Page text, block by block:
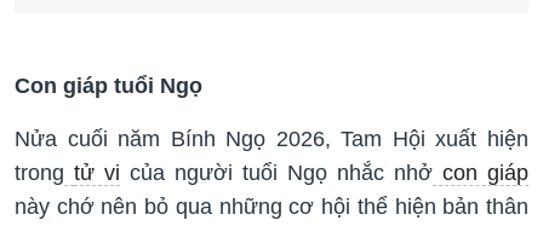
Con giáp tuổi Ngọ
Nửa cuối năm Bính Ngọ 2026, Tam Hội xuất hiện
trong tử vi của người tuổi Ngọ nhắc nhở con giáp
này chớ nên bỏ qua những cơ hội thể hiện bản thân